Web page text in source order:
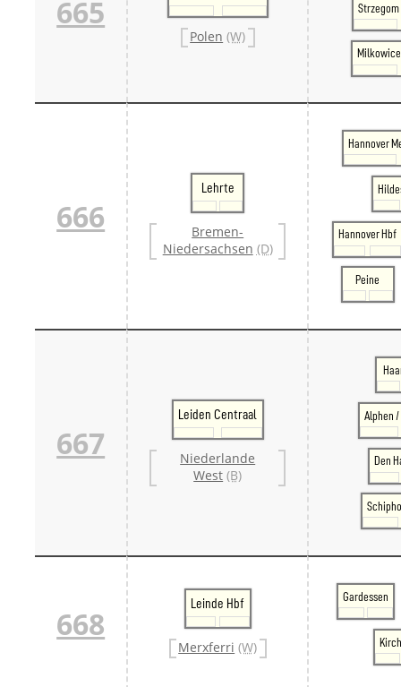
665
Polen (W)
666
Lehrte
Bremen-
Niedersachsen (D)
Hannover
Hannover Hbf
Peine
667
Leiden Centraal
Niederlande
West (B)
Alphen
Den
668
Leinde Hbf
Merxferri (W)
Gardessen